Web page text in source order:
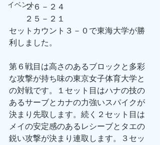
イベント
２６－２４
２５－２１
セットカウント３－０で東海大学が勝
利しました。
第６戦目は高さのあるブロックと多彩
な攻撃が持ち味の東京女子体育大学と
の対戦です。１セット目はハナの技の
あるサーブとカナの力強いスパイクが
決まり先取します。続く２セット目は
メイの安定感のあるレシーブとタエの
鋭い攻撃が決まり連取します。３セッ